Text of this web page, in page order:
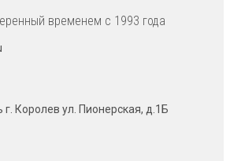
временем с 1993 года
г. Королев ул. Пионерская, д.1Б